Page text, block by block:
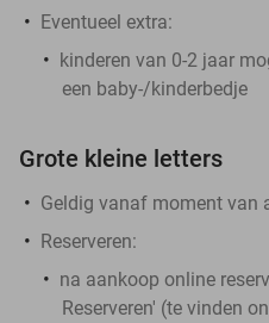
Eventueel extra:
kinderen van 0-2 jaar
een baby-/kinderbedje
Grote kleine letters
Geldig vanaf moment van
Reserveren:
na aankoop online
Reserveren' (te vinden